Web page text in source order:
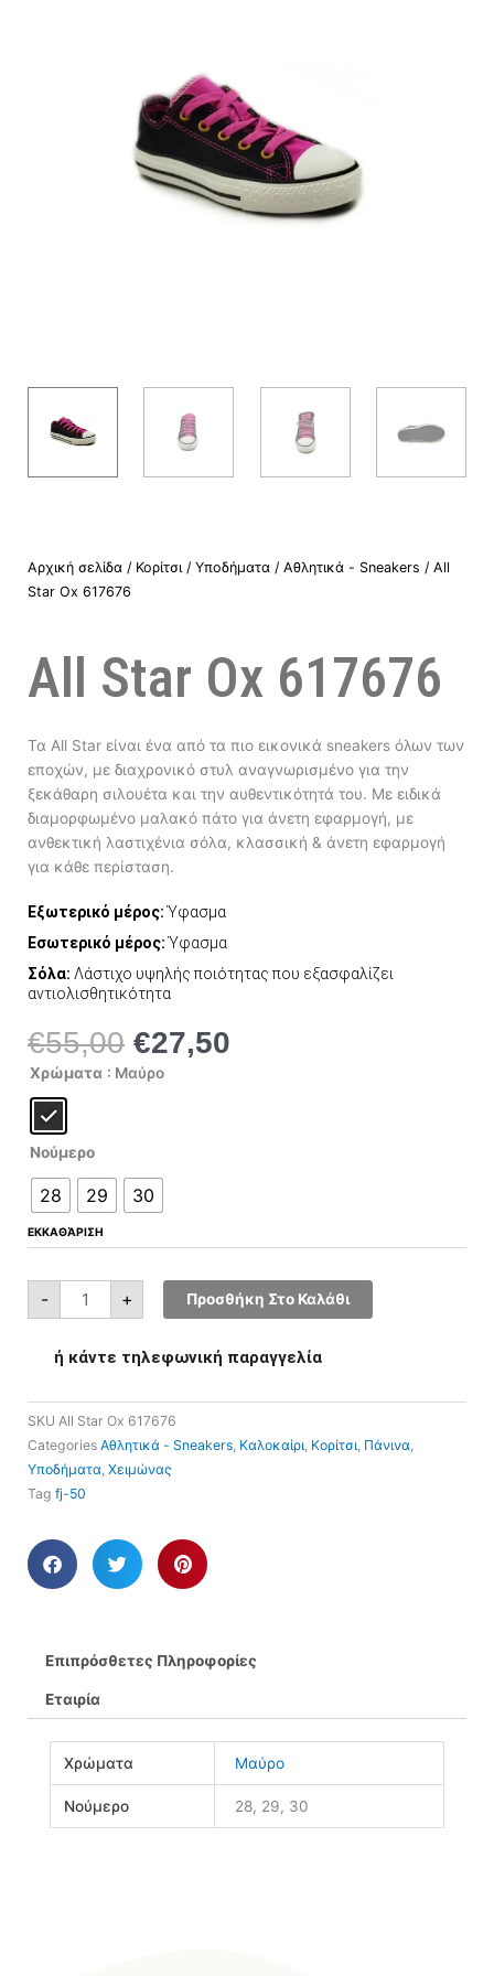
Αρχική σελίδα / Κορίτσι / Υποδήματα / Αθλητικά - Sneakers / All
Star Ox 617676
All Star Ox 617676
Τα All Star είναι ένα από τα πιο εικονικά sneakers όλων των
εποχών, με διαχρονικό στυλ αναγνωρισμένο για την
ξεκάθαρη σιλουέτα και την αυθεντικότητά του. Με ειδικά
διαμορφωμένο μαλακό πάτο για άνετη εφαρμογή, με
ανθεκτική λαστιχένια σόλα, κλασσική & άνετη εφαρμογή
για κάθε περίσταση.
Εξωτερικό μέρος:Ύφασμα
Εσωτερικό μέρος:Ύφασμα
Σόλα: Λάστιχο υψηλής ποιότητας που εξασφαλίζει
αντιολισθητικότητα
€55,00 Original
price
€27,50
Χρώματα : Μαύρο
Νούμερο
28 29 30
ΕΚΚΑΘΆΡΙΣΗ
-
Star
617676
+ Προσθήκη Στο Καλάθι
ή κάντε τηλεφωνική παραγγελία
SKU All Star Ox 617676
Categories Αθλητικά - Sneakers Καλοκαίρι Κορίτσι Πάνινα
Υποδήματα Χειμώνας
Tag fj-50
Επιπρόσθετες Πληροφορίες
Εταιρία
Χρώματα Μαύρο
Νούμερο 28, 29, 30